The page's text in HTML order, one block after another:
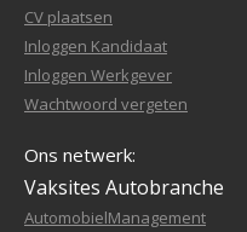
CV plaatsen
Inloggen Kandidaat
Inloggen Werkgever
Wachtwoord vergeten
Ons netwerk:
Vaksites Autobranche
AutomobielManagement